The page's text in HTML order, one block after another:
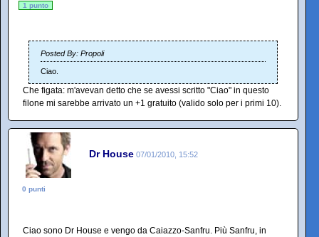
1 punto
Posted By: Propoli
Ciao.
Che figata: m'avevan detto che se avessi scritto "Ciao" in questo
filone mi sarebbe arrivato un +1 gratuito (valido solo per i primi 10).
Dr House 07/01/2010, 15:52
0 punti
Ciao sono Dr House e vengo da Caiazzo-Sanfru. Più Sanfru, in